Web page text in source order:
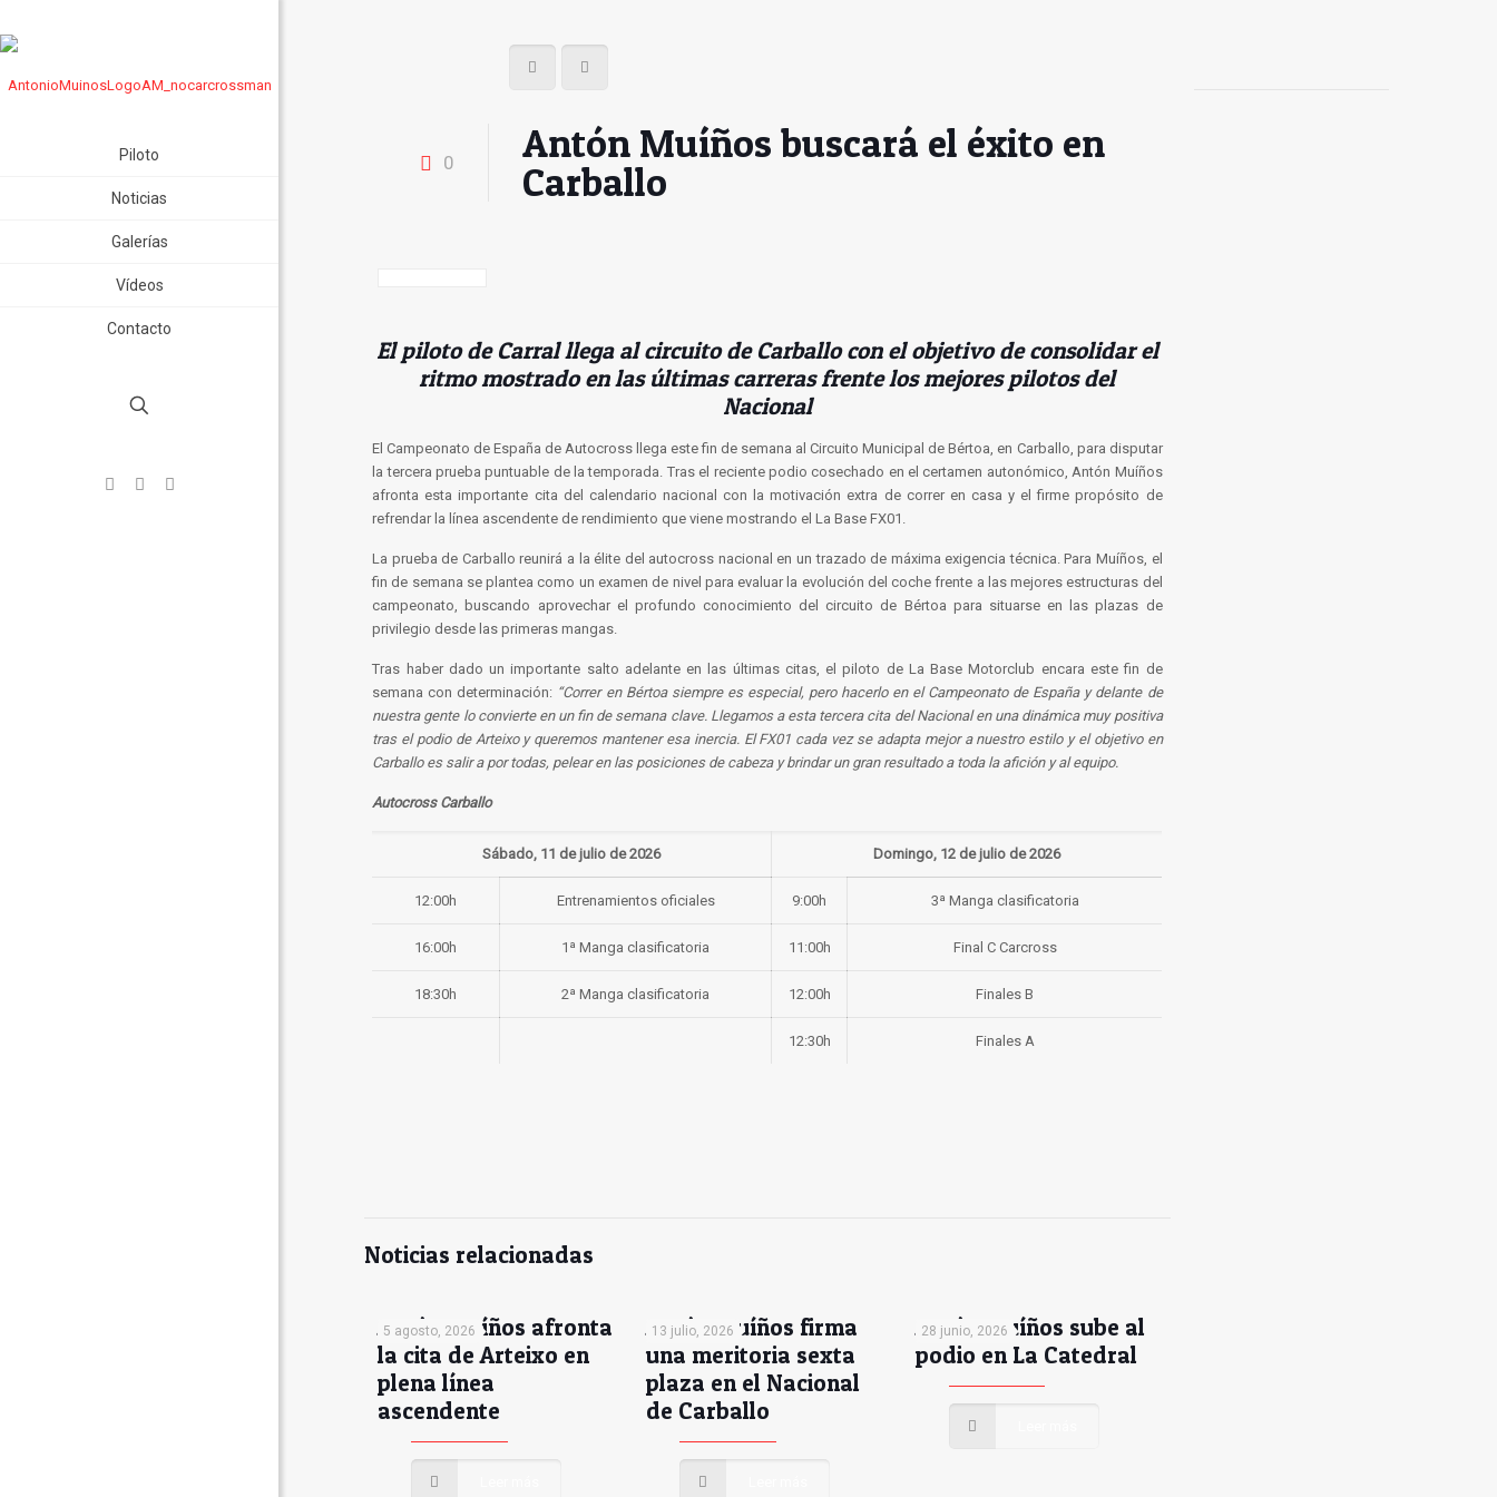
Piloto
Noticias
Galerías
Vídeos
Contacto
0
Antón Muíños buscará el éxito en
Carballo
El piloto de Carral llega al circuito de Carballo con el objetivo de consolidar el
ritmo mostrado en las últimas carreras frente los mejores pilotos del
Nacional
El Campeonato de España de Autocross llega este fin de semana al Circuito Municipal de Bértoa, en Carballo, para disputar
la tercera prueba puntuable de la temporada. Tras el reciente podio cosechado en el certamen autonómico, Antón Muíños
afronta esta importante cita del calendario nacional con la motivación extra de correr en casa y el firme propósito de
refrendar la línea ascendente de rendimiento que viene mostrando el La Base FX01.
La prueba de Carballo reunirá a la élite del autocross nacional en un trazado de máxima exigencia técnica. Para Muíños, el
fin de semana se plantea como un examen de nivel para evaluar la evolución del coche frente a las mejores estructuras del
campeonato, buscando aprovechar el profundo conocimiento del circuito de Bértoa para situarse en las plazas de
privilegio desde las primeras mangas.
Tras haber dado un importante salto adelante en las últimas citas, el piloto de La Base Motorclub encara este fin de
semana con determinación: “Correr en Bértoa siempre es especial, pero hacerlo en el Campeonato de España y delante de
nuestra gente lo convierte en un fin de semana clave. Llegamos a esta tercera cita del Nacional en una dinámica muy positiva
tras el podio de Arteixo y queremos mantener esa inercia. El FX01 cada vez se adapta mejor a nuestro estilo y el objetivo en
Carballo es salir a por todas, pelear en las posiciones de cabeza y brindar un gran resultado a toda la afición y al equipo.
Autocross Carballo
Sábado, 11 de julio de 2026 Domingo, 12 de julio de 2026
12:00h Entrenamientos oficiales 9:00h 3ª Manga clasificatoria
16:00h 1ª Manga clasificatoria 11:00h Final C Carcross
18:30h 2ª Manga clasificatoria 12:00h Finales B
12:30h Finales A
Noticias relacionadas
5 agosto, 2026
Antón Muíños afronta
la cita de Arteixo en
plena línea
ascendente
13 julio, 2026
Antón Muíños firma
una meritoria sexta
plaza en el Nacional
de Carballo
28 junio, 2026
Antón Muíños sube al
podio en La Catedral